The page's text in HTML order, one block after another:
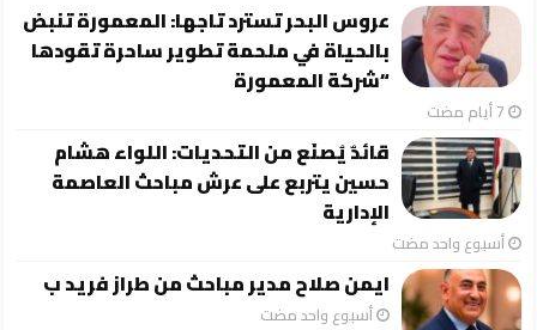
عروس البحر تسترد تاجها: المعمورة تنبض
بالحياة في ملحمة تطوير ساحرة تقودها
“شركة المعمورة
قائدٌ يُصنَع من التحديات: اللواء هشام
حسين يتربع على عرش مباحث العاصمة
الإدارية
‏أسبوع واحد مضت
ايمن صلاح مدير مباحث من طراز فريد ب
‏أسبوع واحد مضت